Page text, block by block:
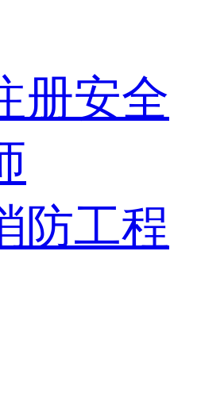
册安全
防工程